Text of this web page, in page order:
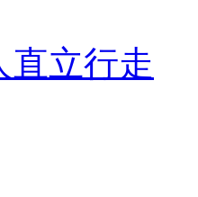
直立行走